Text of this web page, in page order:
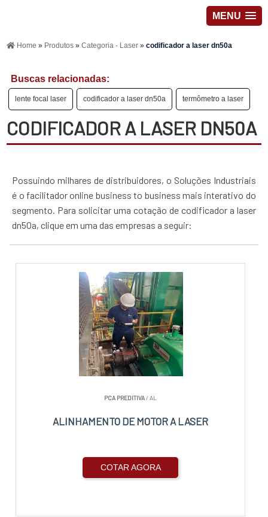
MENU
Home » Produtos»Categoria - Laser»codificador a laser dn50a
Buscas relacionadas:
lente focal laser codificador a laser dn50a termômetro a laser
CODIFICADOR A LASER DN50A
Possuindo milhares de distribuidores, o Soluções Industriais
é o facilitador online business to business mais interativo do
segmento. Para solicitar uma cotação de codificador a laser
dn50a, clique em uma das empresas a seguir:
PCA PREDITIVA/ AL
ALINHAMENTO DE MOTOR A LASER
COTAR AGORA